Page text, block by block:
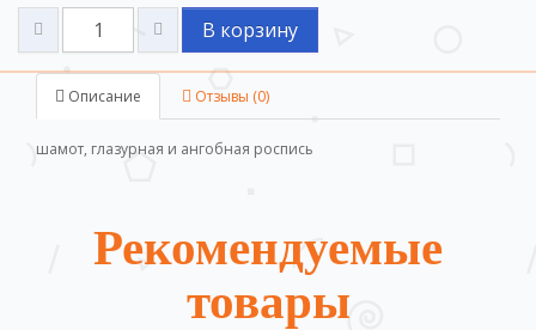
В корзину
Описание Отзывы (0)
шамот, глазурная и ангобная роспись
Рекомендуемые
товары